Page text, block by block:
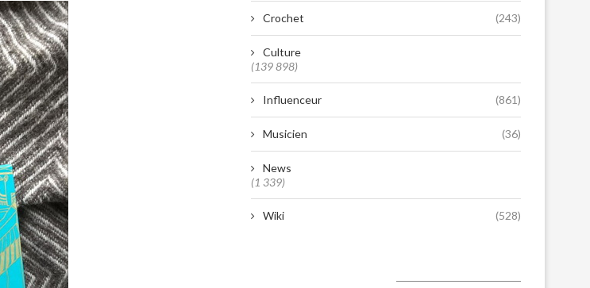
Crochet (243)
Culture
(139 898)
Influenceur (861)
Musicien (36)
News
(1 339)
Wiki (528)